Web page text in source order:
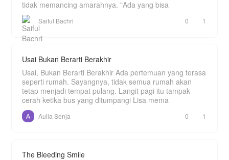
tidak memancing amarahnya. "Ada yang bisa
Saiful Bachri 0 1
Usai Bukan Berarti Berakhir
Usai, Bukan Berarti Berakhir Ada pertemuan yang terasa
seperti rumah. Sayangnya, tidak semua rumah akan
tetap menjadi tempat pulang. Langit pagi itu tampak
cerah ketika bus yang ditumpangi Lisa mema
Aulia Senja 0 1
The Bleeding Smile